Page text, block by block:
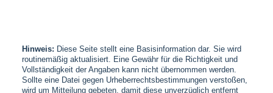
Hinweis: Diese Seite stellt eine Basisinformation dar. Sie wird
routinemäßig aktualisiert. Eine Gewähr für die Richtigkeit und
Vollständigkeit der Angaben kann nicht übernommen werden.
Sollte eine Datei gegen Urheberrechtsbestimmungen verstoßen,
wird um Mitteilung gebeten, damit diese unverzüglich entfernt